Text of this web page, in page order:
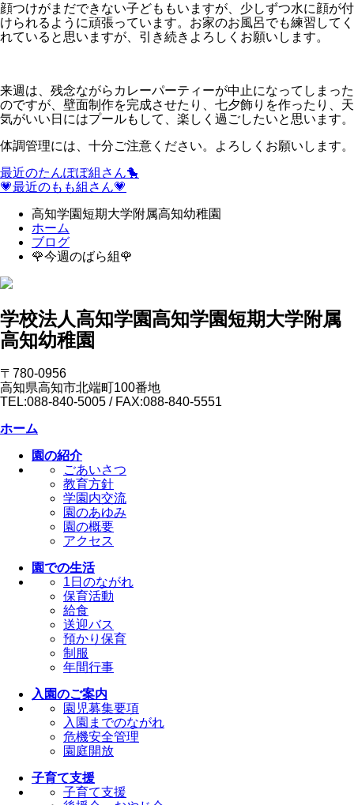
顔つけがまだできない子どももいますが、少しずつ水に顔が付
けられるように頑張っています。お家のお風呂でも練習してく
れていると思いますが、引き続きよろしくお願いします。
来週は、残念ながらカレーパーティーが中止になってしまった
のですが、壁面制作を完成させたり、七夕飾りを作ったり、天
気がいい日にはプールもして、楽しく過ごしたいと思います。
体調管理には、十分ご注意ください。よろしくお願いします。
最近のたんぽぽ組さん🐤
💗最近のもも組さん💗
高知学園短期大学附属高知幼稚園
ホーム
ブログ
🌹今週のばら組🌹
学校法人高知学園高知学園短期大学附属
高知幼稚園
〒780-0956
高知県高知市北端町100番地
TEL:088-840-5005 / FAX:088-840-5551
ホーム
園の紹介
ごあいさつ
教育方針
学園内交流
園のあゆみ
園の概要
アクセス
園での生活
1日のながれ
保育活動
給食
送迎バス
預かり保育
制服
年間行事
入園のご案内
園児募集要項
入園までのながれ
危機安全管理
園庭開放
子育て支援
子育て支援